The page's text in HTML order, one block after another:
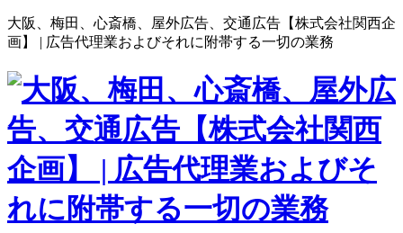
大阪、梅田、心斎橋、屋外広告、交通広告【株式会社関西企
画】 | 広告代理業およびそれに附帯する一切の業務